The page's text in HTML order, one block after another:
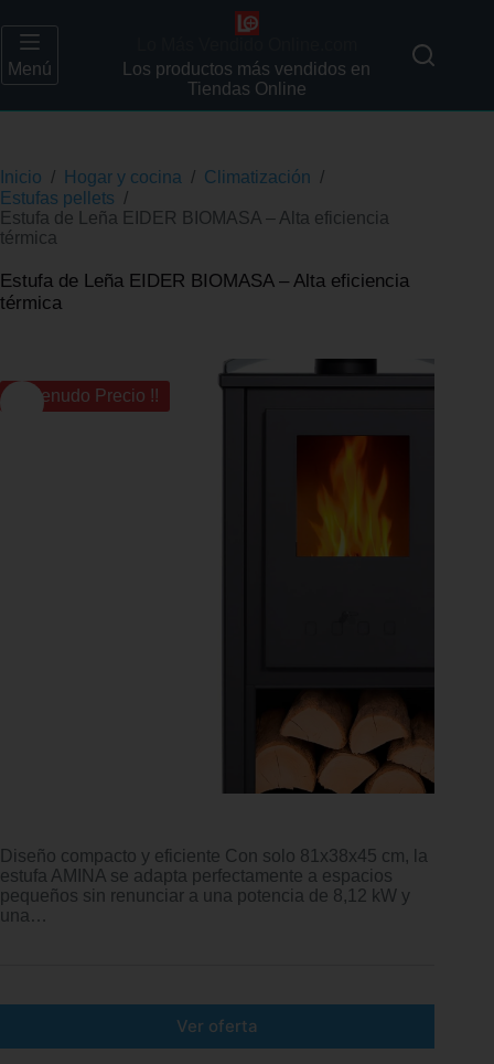
Menú
Los productos más vendidos en
Tiendas Online
Inicio / Hogar y cocina / Climatización /
Estufas pellets /
Estufa de Leña EIDER BIOMASA – Alta eficiencia
térmica
Estufa de Leña EIDER BIOMASA – Alta eficiencia
térmica
¡¡ Menudo Precio !!
Diseño compacto y eficiente Con solo 81x38x45 cm, la
estufa AMINA se adapta perfectamente a espacios
pequeños sin renunciar a una potencia de 8,12 kW y
una…
Ver oferta